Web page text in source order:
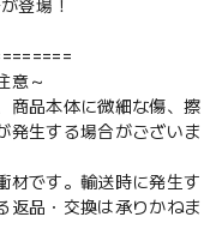
登場！
意～
商品本体に微細な傷、擦
発生する場合がございま
材です。輸送時に発生す
返品・交換は承りかねま